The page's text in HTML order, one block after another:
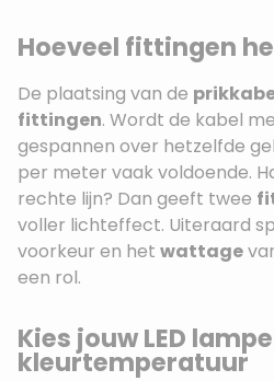
Hoeveel fittingen
De plaatsing van de
fittingen. Wordt de kabel
gespannen over hetzelfde
per meter vaak voldoende.
rechte lijn? Dan geeft twee
voller lichteffect. Uiteraard
voorkeur en het wattage
een rol.
Kies jouw LED
kleurtemperatuur